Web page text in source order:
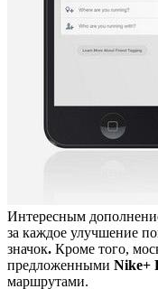
Интересным
за каждое улучшение
значок. Кроме того,
предложенными Nike+
маршрутами.